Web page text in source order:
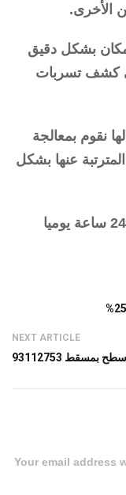
الأخرى.
بشكل دقيق
كشف تسربات
نقوم بمعالجة
عنها بشكل
NEXT ARTICLE
بمسقط 93112753
Your email address